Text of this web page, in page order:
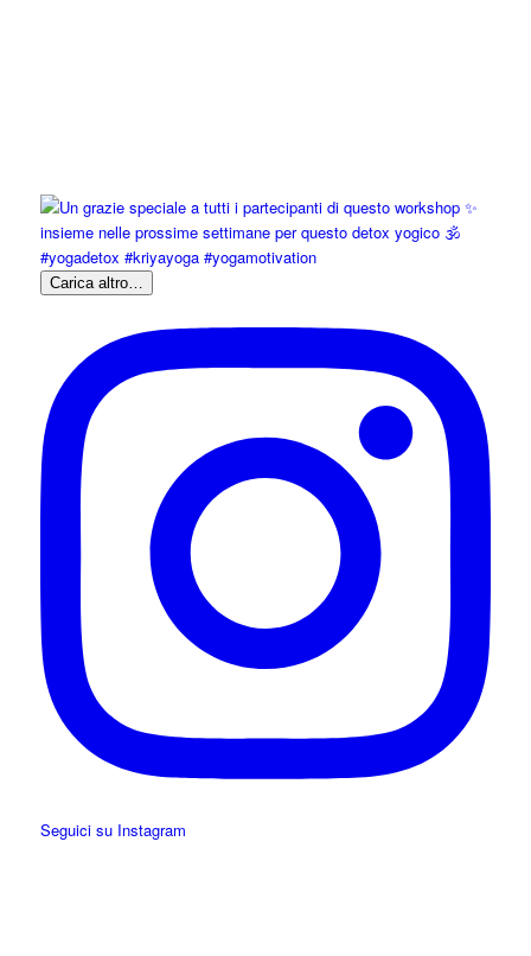
Carica altro…
Seguici su Instagram